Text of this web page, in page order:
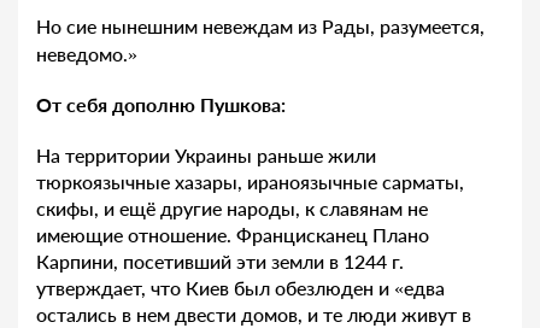
Но сие нынешним невеждам из Рады, разумеется,
неведомо.»
От себя дополню Пушкова:
На территории Украины раньше жили
тюркоязычные хазары, ираноязычные сарматы,
скифы, и ещё другие народы, к славянам не
имеющие отношение. Францисканец Плано
Карпини, посетивший эти земли в 1244 г.
утверждает, что Киев был обезлюден и «едва
остались в нем двести домов, и те люди живут в